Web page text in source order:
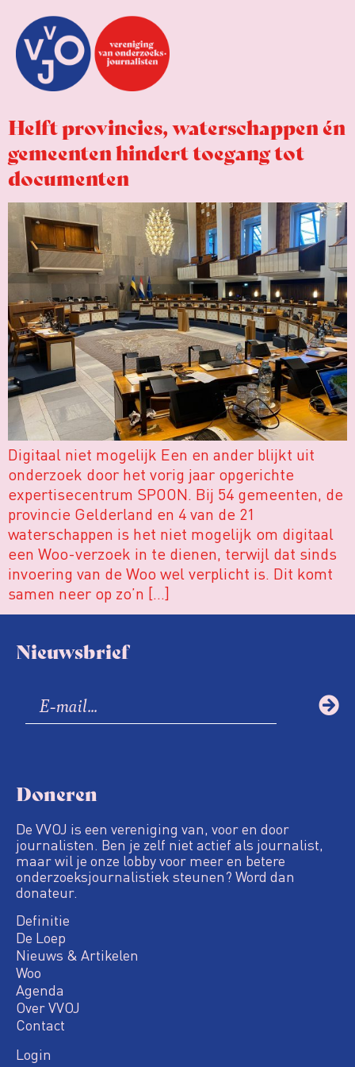
Helft provincies, waterschappen én
gemeenten hindert toegang tot
documenten
Digitaal niet mogelijk Een en ander blijkt uit
onderzoek door het vorig jaar opgerichte
expertisecentrum SPOON. Bij 54 gemeenten, de
provincie Gelderland en 4 van de 21
waterschappen is het niet mogelijk om digitaal
een Woo-verzoek in te dienen, terwijl dat sinds
invoering van de Woo wel verplicht is. Dit komt
samen neer op zo’n […]
Nieuwsbrief
Doneren
De VVOJ is een vereniging van, voor en door
journalisten. Ben je zelf niet actief als journalist,
maar wil je onze lobby voor meer en betere
onderzoeksjournalistiek steunen? Word dan
donateur.
Definitie
De Loep
Nieuws & Artikelen
Woo
Agenda
Over VVOJ
Contact
Login